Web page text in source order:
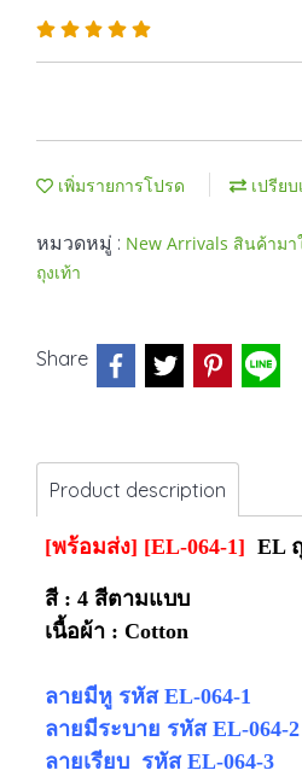
เพิ่มรายการโปรด เปรีย
หมวดหมู่ : New Arrivals สินค้ามา
ถุงเท้า
Share
Product description
[พร้อมส่ง] [EL-064-1] EL
สี : 4 สีตามแบบ
เนื้อผ้า : Cotton
ลายมีหู รหัส EL-064-1
ลายมีระบาย รหัส EL-064-2
ลายเรียบ รหัส EL-064-3